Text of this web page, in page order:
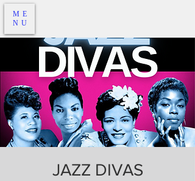
ME
NU
JAZZ DIVAS